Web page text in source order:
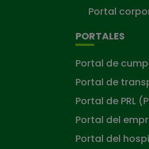
Portal
PORTALES
Portal de
Portal de
Portal de PRL
Portal del
Portal del